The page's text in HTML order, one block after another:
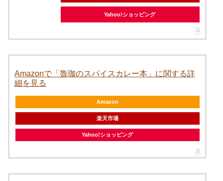
Yahoo!ショッピング
Amazonで「魯珈のスパイスカレー本」に関する詳
細を見る
Amazon
楽天市場
Yahoo!ショッピング